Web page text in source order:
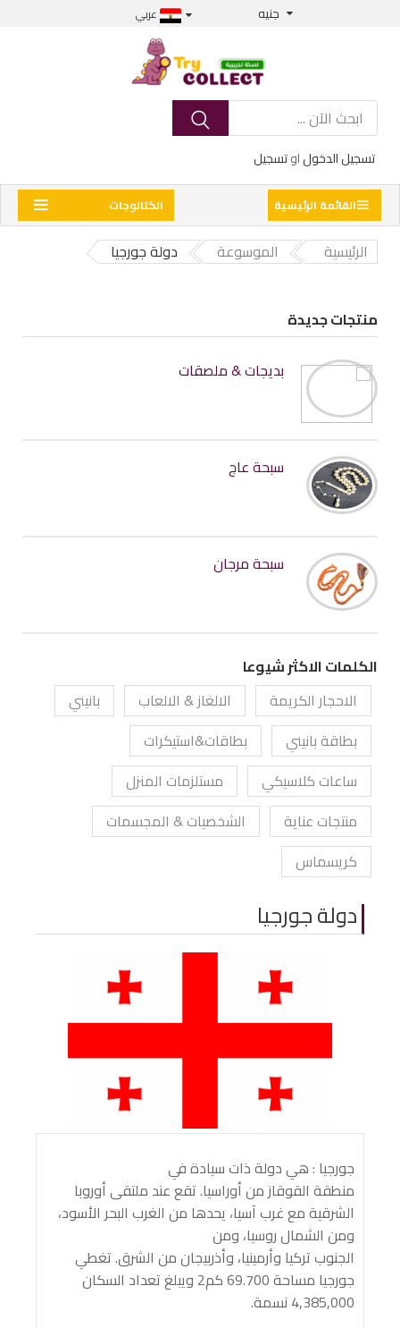
جنيه عربي
تسجيل الدخولاوتسجيل
الكتالوجات القائمة الرئيسية
الرئيسية الموسوعة دولة جورجيا
منتجات جديدة
بديجات & ملصقات
سبحة عاج
سبحة مرجان
الكلمات الاكثر شيوعا
الاحجار الكريمة
الالغاز & الالعاب
بانيني
بطاقة بانيني
بطاقات&استيكرات
ساعات كلاسيكي
مستلزمات المنزل
منتجات عناية
الشخصيات & المجسمات
كريسماس
دولة جورجيا
جورجيا : هي دولة ذات سيادة في
منطقة القوقاز من أوراسيا. تقع عند ملتقى أوروبا
الشرقية مع غرب آسيا، يحدها من الغرب البحر الأسود،
ومن الشمال روسيا، ومن
الجنوب تركيا وأرمينيا، وأذربيجان من الشرق. تغطي
جورجيا مساحة 69.700 كم2 ويبلغ تعداد السكان
4,385,000 نسمة.